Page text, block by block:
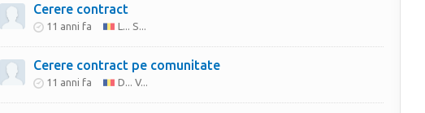
Cerere contract
11 anni fa L... S...
Cerere contract pe comunitate
11 anni fa D... V...